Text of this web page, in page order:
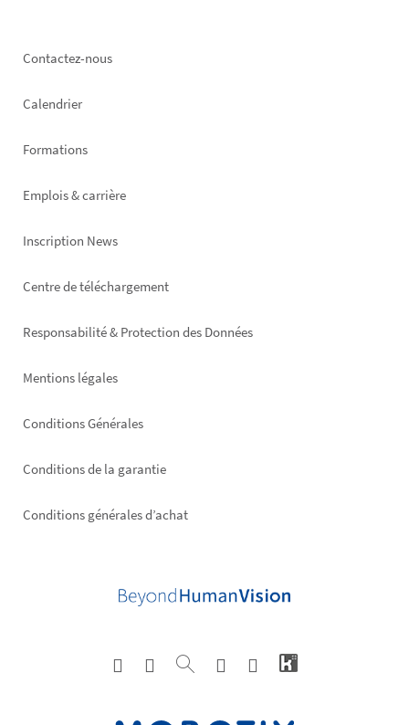
Footer
Contactez-nous
Calendrier
Formations
Emplois & carrière
Inscription News
Footer
Centre de téléchargement
Responsabilité & Protection des Données
Mentions légales
Conditions Générales
Conditions de la garantie
Conditions générales d’achat